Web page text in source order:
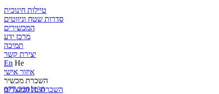
טיילות חינוכית
סדרות שטח וניווטים
המכשירים
מרכז ידע
תמיכה
יצירת קשר
En He
איזור אישי
השכרת מכשיר
השכרת כל המוצרים
077-2201130